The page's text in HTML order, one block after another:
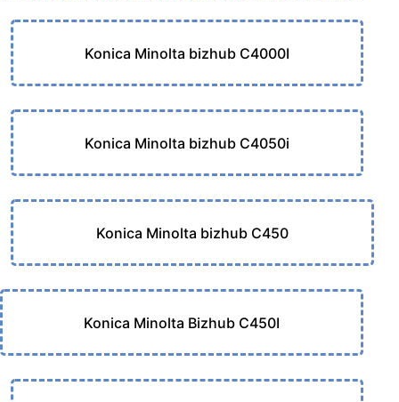
Konica Minolta bizhub C4000I
Konica Minolta bizhub C4050i
Konica Minolta bizhub C450
Konica Minolta Bizhub C450I